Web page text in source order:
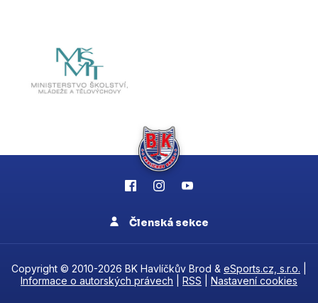
Členská sekce
Copyright © 2010-2026 BK Havlíčkův Brod & eSports.cz, s.r.o.
Informace o autorských právech
RSS Nastavení cookies